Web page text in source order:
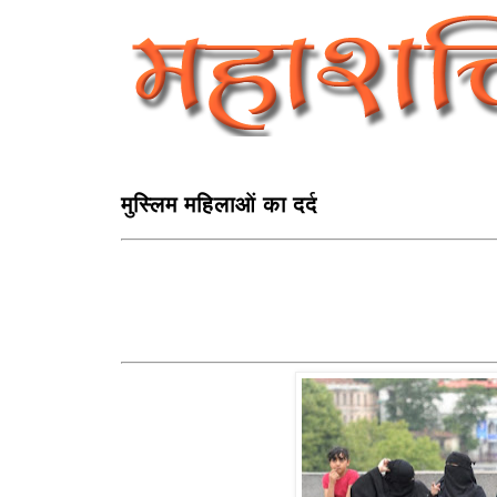
मुस्लिम महिलाओं का दर्द